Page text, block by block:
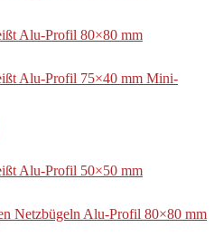
Alu-Profil 80×80 mm
Alu-Profil 75×40 mm Mini-
Alu-Profil 50×50 mm
Netzbügeln Alu-Profil 80×80 mm